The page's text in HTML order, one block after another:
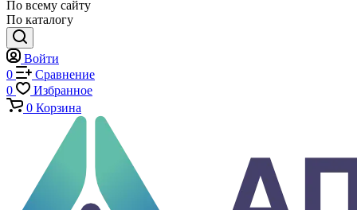
Оснастка и приспособления для испытаний
Испытательные прессы
Специализированные машины
Климатические камеры
Механические толщиномеры защитных покрытий
Аттестация испытательного оборудования
Калибровка средств измерений
Каталог
По всему сайту
По каталогу